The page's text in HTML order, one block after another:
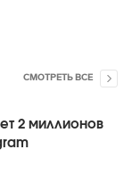
СМОТРЕТЬ ВСЕ
2 миллионов